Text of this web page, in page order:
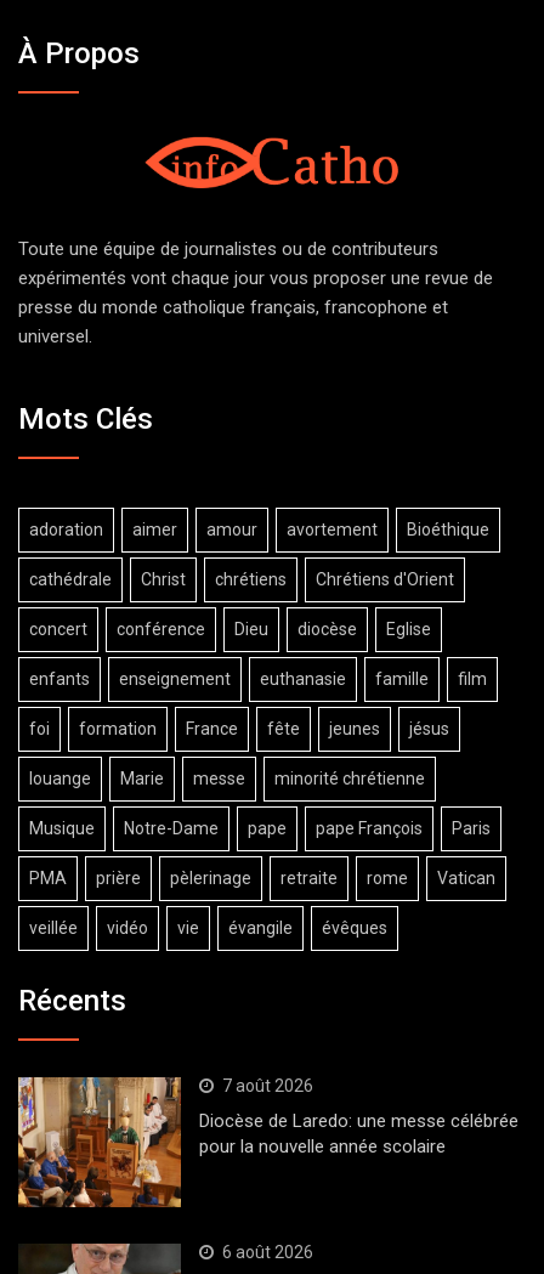
À Propos
Toute une équipe de journalistes ou de contributeurs
expérimentés vont chaque jour vous proposer une revue de
presse du monde catholique français, francophone et
universel.
Mots Clés
adoration aimer amour avortement Bioéthique
cathédrale Christ chrétiens Chrétiens d'Orient
concert conférence Dieu diocèse Eglise
enfants enseignement euthanasie famille film
foi formation France fête jeunes jésus
louange Marie messe minorité chrétienne
Musique Notre-Dame pape pape François Paris
PMA prière pèlerinage retraite rome Vatican
veillée vidéo vie évangile évêques
Récents
7 août 2026
Diocèse de Laredo: une messe célébrée
pour la nouvelle année scolaire
6 août 2026